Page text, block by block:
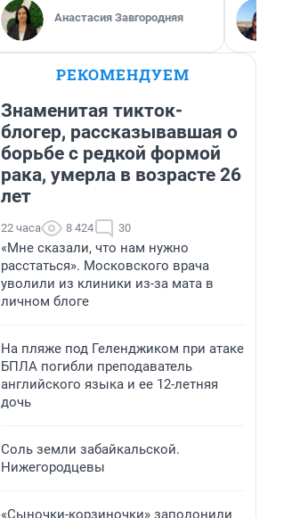
Анастасия Завгородняя
РЕКОМЕНДУЕМ
Знаменитая тикток-
блогер, рассказывавшая о
борьбе с редкой формой
рака, умерла в возрасте 26
лет
22 часа 8 424 30
«Мне сказали, что нам нужно
расстаться». Московского врача
уволили из клиники из-за мата в
личном блоге
На пляже под Геленджиком при атаке
БПЛА погибли преподаватель
английского языка и ее 12-летняя
дочь
Соль земли забайкальской.
Нижегородцевы
«Сыночки-корзиночки» заполонили